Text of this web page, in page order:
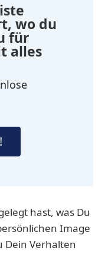
wo du
für
alles
hast, was Du
Image
Dein Verhalten